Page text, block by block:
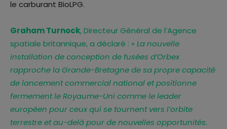
le carburant BioLPG.
Graham Turnock, Directeur Général de l’Agence
spatiale britannique, a déclaré : « La nouvelle
installation de conception de fusées d’Orbex
rapproche la Grande-Bretagne de sa propre capacité
de lancement commercial national et positionne
fermement le Royaume-Uni comme le leader
européen pour ceux qui se tournent vers l’orbite
terrestre et au-delà pour de nouvelles opportunités.